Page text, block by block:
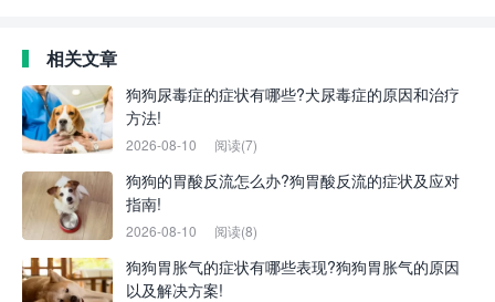
相关文章
狗狗尿毒症的症状有哪些?犬尿毒症的原因和治疗
方法!
2026-08-10 阅读(7)
狗狗的胃酸反流怎么办?狗胃酸反流的症状及应对
指南!
2026-08-10 阅读(8)
狗狗胃胀气的症状有哪些表现?狗狗胃胀气的原因
以及解决方案!